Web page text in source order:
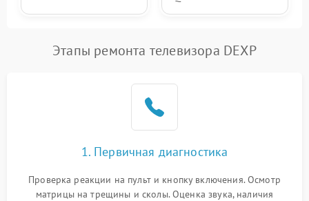
Этапы ремонта телевизора DEXP
1. Первичная диагностика
Проверка реакции на пульт и кнопку включения. Осмотр
матрицы на трещины и сколы. Оценка звука, наличия